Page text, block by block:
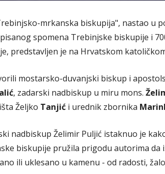
mrkanska biskupija", nastao u
spomena Trebinjske biskupije i
predstavljen je na Hrvatskom
mostarsko-duvanjski biskup i
, zadarski nadbiskup u miru mons.
Željko Tanjić i urednik zbornika
nadbiskup Želimir Puljić istaknuo je
biskupije pružila prigodu autorima da
ili uklesano u kamenu - od radosti,